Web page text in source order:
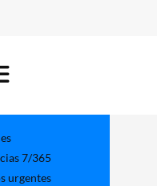
7/365
urgentes